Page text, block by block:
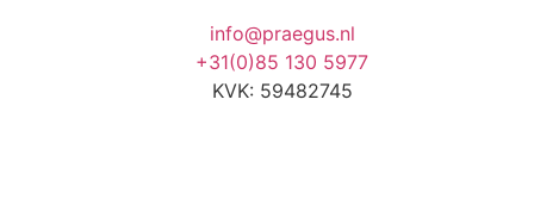
info@praegus.nl
+31(0)85 130 5977
KVK: 59482745